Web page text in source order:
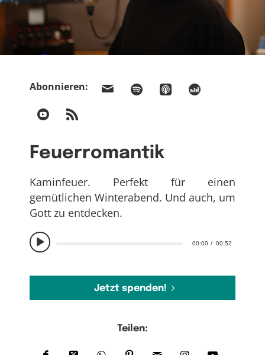
Abonnieren:
Feuerromantik
00:00 00:52
Kaminfeuer. Perfekt für einen
gemütlichen Winterabend. Und auch, um
Gott zu entdecken.
Jetzt spenden!
Teilen: